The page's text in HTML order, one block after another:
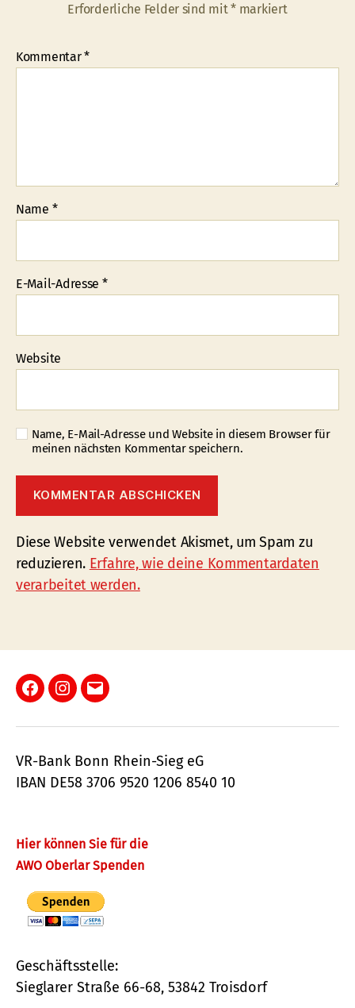
Erforderliche Felder sind mit* markiert
Kommentar*
Name *
E-Mail-Adresse *
Website
Name, E-Mail-Adresse und Website in diesem Browser für
meinen nächsten Kommentar speichern.
Diese Website verwendet Akismet, um Spam zu
reduzieren. Erfahre, wie deine Kommentardaten
verarbeitet werden.
Facebook
Instagram
E-
VR-Bank Bonn Rhein-Sieg eG
IBAN DE58 3706 9520 1206 8540 10
Hier können Sie für die
AWO Oberlar Spenden
Geschäftsstelle:
Sieglarer Straße 66-68, 53842 Troisdorf